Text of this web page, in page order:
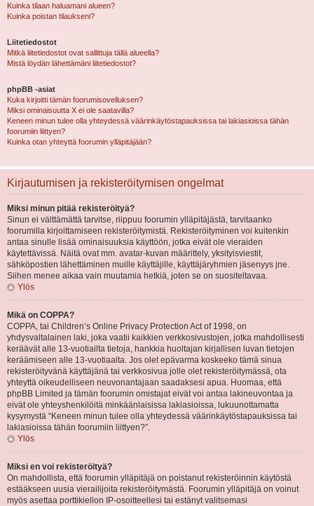
Kuinka tilaan haluamani alueen?
Kuinka poistan tilaukseni?
Liitetiedostot
Mitkä liitetiedostot ovat sallittuja tällä alueella?
Mistä löydän lähettämäni liitetiedostot?
phpBB -asiat
Kuka kirjoitti tämän foorumisovelluksen?
Miksi ominaisuutta X ei ole saatavilla?
Keneen minun tulee olla yhteydessä väärinkäytöstapauksissa tai lakiasioissa tähän
foorumiin liittyen?
Kuinka otan yhteyttä foorumin ylläpitäjään?
Kirjautumisen ja rekisteröitymisen ongelmat
Miksi minun pitää rekisteröityä?
Sinun ei välttämättä tarvitse, riippuu foorumin ylläpitäjästä, tarvitaanko
foorumilla kirjoittamiseen rekisteröitymistä. Rekisteröityminen voi kuitenkin
antaa sinulle lisää ominaisuuksia käyttöön, jotka eivät ole vieraiden
käytettävissä. Näitä ovat mm. avatar-kuvan määrittely, yksityisviestit,
sähköpostien lähettäminen muille käyttäjille, käyttäjäryhmien jäsenyys jne.
Siihen menee aikaa vain muutamia hetkiä, joten se on suositeltavaa.
Ylös
Mikä on COPPA?
COPPA, tai Children’s Online Privacy Protection Act of 1998, on
yhdysvaltalainen laki, joka vaatii kaikkien verkkosivustojen, jotka mahdollisesti
keräävät alle 13-vuotiailta tietoja, hankkia huoltajan kirjallisen luvan tietojen
keräämiseen alle 13-vuotiaalta. Jos olet epävarma koskeeko tämä sinua
rekisteröityvänä käyttäjänä tai verkkosivua jolle olet rekisteröitymässä, ota
yhteyttä oikeudelliseen neuvonantajaan saadaksesi apua. Huomaa, että
phpBB Limited ja tämän foorumin omistajat eivät voi antaa lakineuvontaa ja
eivät ole yhteyshenkilöitä minkäänlaisissa lakiasioissa, lukuunottamatta
kysymystä “Keneen minun tulee olla yhteydessä väärinkäytöstapauksissa tai
lakiasioissa tähän foorumiin liittyen?”.
Ylös
Miksi en voi rekisteröityä?
On mahdollista, että foorumin ylläpitäjä on poistanut rekisteröinnin käytöstä
estääkseen uusia vierailijoita rekisteröitymästä. Foorumin ylläpitäjä on voinut
myös asettaa porttikiellon IP-osoitteellesi tai estänyt valitsemasi